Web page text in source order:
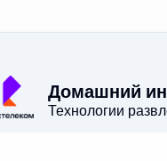
Домашний
Технологии